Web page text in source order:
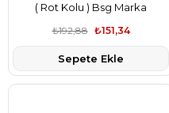
( Rot Kolu ) Bsg Marka
2S6C3280KB
₺151,34
₺192,88
Sepete Ekle